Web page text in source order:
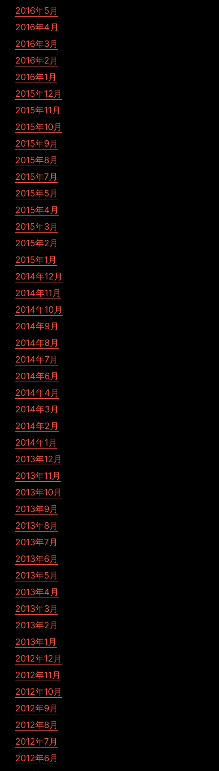
2016年5月
2016年4月
2016年3月
2016年2月
2016年1月
2015年12月
2015年11月
2015年10月
2015年9月
2015年8月
2015年7月
2015年5月
2015年4月
2015年3月
2015年2月
2015年1月
2014年12月
2014年11月
2014年10月
2014年9月
2014年8月
2014年7月
2014年6月
2014年4月
2014年3月
2014年2月
2014年1月
2013年12月
2013年11月
2013年10月
2013年9月
2013年8月
2013年7月
2013年6月
2013年5月
2013年4月
2013年3月
2013年2月
2013年1月
2012年12月
2012年11月
2012年10月
2012年9月
2012年8月
2012年7月
2012年6月